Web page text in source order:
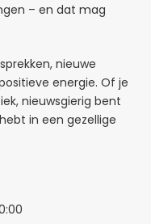
– en dat mag
nieuwe
energie. Of je
nieuwsgierig bent
in een gezellige